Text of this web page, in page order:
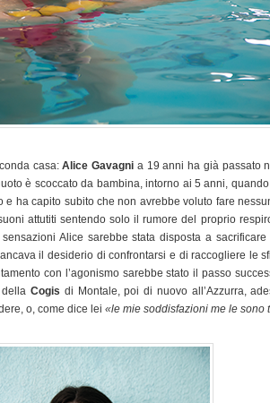
casa:Alice Gavagni a 19 anni ha già passato
è scoccato da bambina, intorno ai 5 anni,
e ha capito subito che non avrebbe voluto fare
attutiti sentendo solo il rumore del proprio
Alice sarebbe stata disposta a
il desiderio di confrontarsi e di raccogliere le
con l’agonismo sarebbe stato il passo
dellaCogis di Montale, poi di nuovo all’Azzurra,
o, come dice lei «le mie soddisfazioni me le sono